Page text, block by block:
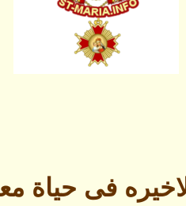
فى حياة